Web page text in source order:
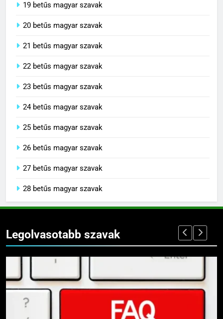
19 betűs magyar szavak
20 betűs magyar szavak
21 betűs magyar szavak
22 betűs magyar szavak
23 betűs magyar szavak
24 betűs magyar szavak
25 betűs magyar szavak
26 betűs magyar szavak
27 betűs magyar szavak
28 betűs magyar szavak
Legolvasotabb szavak